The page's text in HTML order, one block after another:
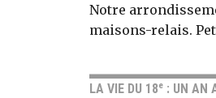
Notre
maisons-relais.
LA VIE DU 18e : UN AN